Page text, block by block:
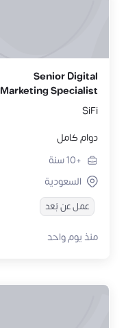
Senior Digital
Marketing Specialist
SiFi
دوام كامل
+10
سنة
السعودية
عمل عن بُعد
منذ يوم واحد